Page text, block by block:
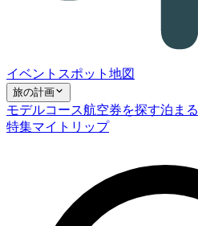
イベント スポット 地図
旅の計画
モデルコース航空券を探す泊まる
特集マイトリップ